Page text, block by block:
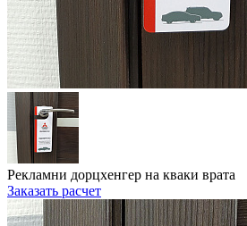
Рекламни дорцхенгер на кваки врата
Заказать расчет